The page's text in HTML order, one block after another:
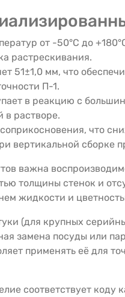
от -50°C до
растрескивания.
51±1,0 мм, что
П-1.
в реакцию с
в растворе.
что
вертикальной сборке
важна
толщины стенок и
жидкости и
(для крупных
замена посуды или
применять её для
соответствует